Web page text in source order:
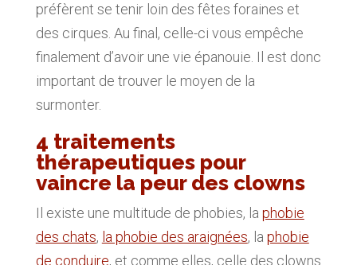
préfèrent se tenir loin des fêtes foraines et
des cirques. Au final, celle-ci vous empêche
finalement d’avoir une vie épanouie. Il est donc
important de trouver le moyen de la
surmonter.
4 traitements
thérapeutiques pour
vaincre la peur des clowns
Il existe une multitude de phobies, la phobie
des chats, la phobie des araignées, la phobie
de conduire, et comme elles, celle des clowns